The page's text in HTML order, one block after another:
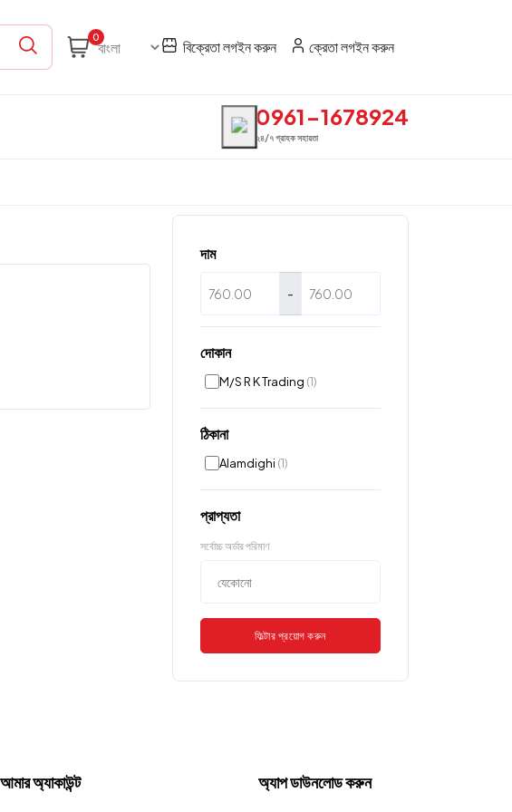
0
বিক্রেতা লগইন করুন ক্রেতা লগইন করুন
0961-1678924
২৪/৭ গ্রাহক সহায়তা
দাম
-
দোকান
M/S R K Trading (1)
ঠিকানা
Alamdighi (1)
প্রাপ্যতা
সর্বোচ্চ অর্ডার পরিমাণ
ফিল্টার প্রয়োগ করুন
আমার অ্যাকাউন্ট অ্যাপ ডাউনলোড করুন